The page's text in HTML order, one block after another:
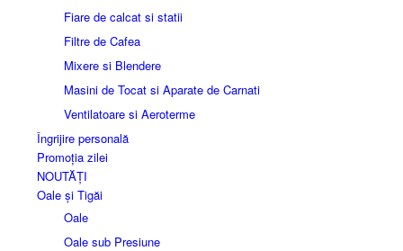
Fiare de calcat si statii
Filtre de Cafea
Mixere si Blendere
Masini de Tocat si Aparate de Carnati
Ventilatoare si Aeroterme
Îngrijire personală
Promoția zilei
NOUTĂȚI
Oale și Tigăi
Oale
Oale sub Presiune